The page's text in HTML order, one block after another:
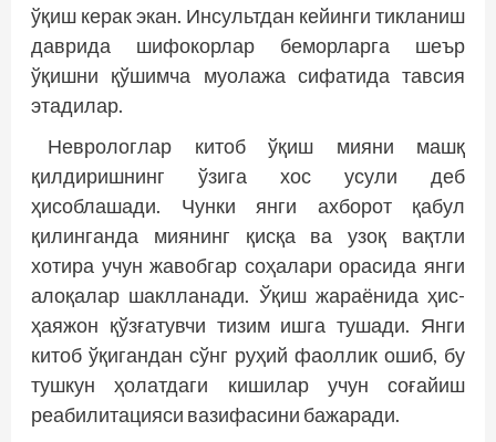
ўқиш керак экан. Инсультдан кейинги тикланиш
даврида шифокорлар беморларга шеър
ўқишни қўшимча муолажа сифатида тавсия
этадилар.
Неврологлар китоб ўқиш мияни машқ
қилдиришнинг ўзига хос усули деб
ҳисоблашади. Чунки янги ахборот қабул
қилинганда миянинг қисқа ва узоқ вақтли
хотира учун жавобгар соҳалари орасида янги
алоқалар шаклланади. Ўқиш жараёнида ҳис-
ҳаяжон қўзғатувчи тизим ишга тушади. Янги
китоб ўқигандан сўнг руҳий фаоллик ошиб, бу
тушкун ҳолатдаги кишилар учун соғайиш
реабилитацияси вазифасини бажаради.